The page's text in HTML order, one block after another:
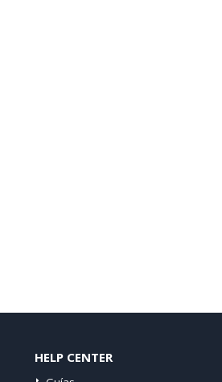
HELP CENTER